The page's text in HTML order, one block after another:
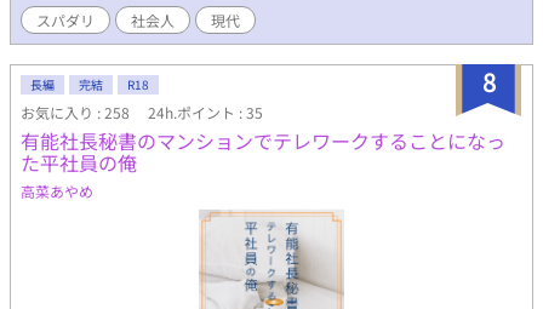
オフのようなお話ですが単体でも楽しんでいただけます。 R18に
は※つけます。
スパダリ
社会人 現代
8
長編 完結 R18
お気に入り : 258 24h.ポイント : 35
有能社長秘書のマンションでテレワークすることになっ
た平社員の俺
高菜あやめ